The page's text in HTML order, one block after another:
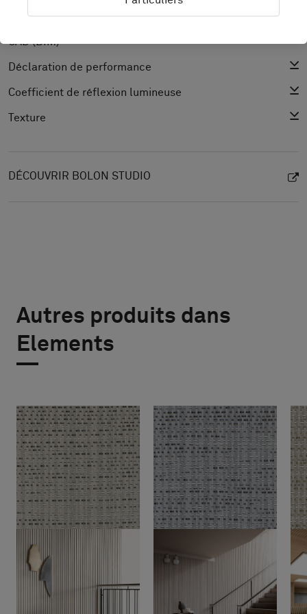
Spécification du produit
CAD (BIM)
Déclaration de performance
Coefficient de réflexion lumineuse
Texture
DÉCOUVRIR BOLON STUDIO
Autres produits dans
Elements